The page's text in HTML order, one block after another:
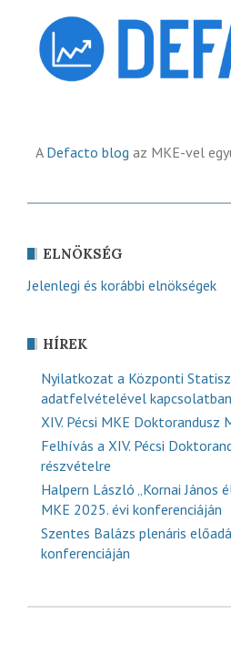
A Defacto blog az MKE-vel
ELNÖKSÉG
Jelenlegi és korábbi elnökségek
HÍREK
Nyilatkozat a Központi
adatfelvételével kapcsolatban
XIV. Pécsi MKE Doktorandusz
Felhívás a XIV. Pécsi
részvételre
Halpern László „Kornai János
MKE 2025. évi konferenciáján
Szentes Balázs plenáris
konferenciáján